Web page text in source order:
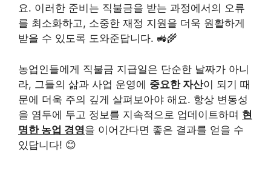
요. 이러한 준비는 직불금을 받는 과정에서의 오류
를 최소화하고, 소중한 재정 지원을 더욱 원활하게
받을 수 있도록 도와준답니다. 🚜🌾
농업인들에게 직불금 지급일은 단순한 날짜가 아니
라, 그들의 삶과 사업 운영에 중요한 자산이 되기 때
문에 더욱 주의 깊게 살펴보아야 해요. 항상 변동성
을 염두에 두고 정보를 지속적으로 업데이트하며 현
명한 농업 경영을 이어간다면 좋은 결과를 얻을 수
있답니다! 😊